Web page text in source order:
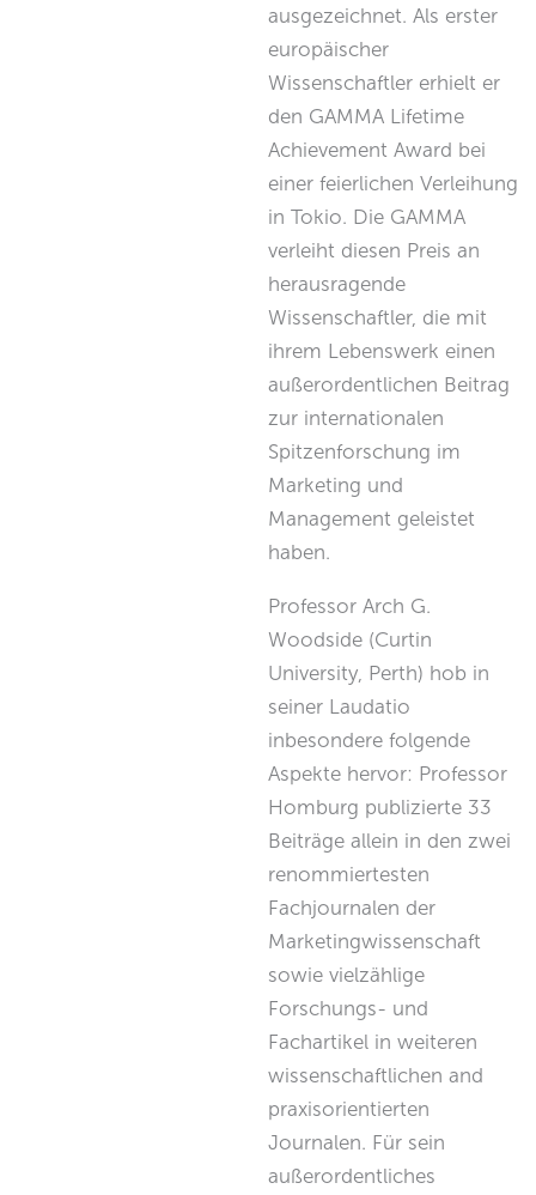
ausgezeichnet. Als erster
europäischer
Wissenschaftler erhielt er
den GAMMA Lifetime
Achievement Award bei
einer feierlichen Verleihung
in Tokio. Die GAMMA
verleiht diesen Preis an
herausragende
Wissenschaftler, die mit
ihrem Lebenswerk einen
außerordentlichen Beitrag
zur internationalen
Spitzenforschung im
Marketing und
Management geleistet
haben.
Professor Arch G.
Woodside (Curtin
University, Perth) hob in
seiner Laudatio
inbesondere folgende
Aspekte hervor: Professor
Homburg publizierte 33
Beiträge allein in den zwei
renommiertesten
Fachjournalen der
Marketingwissenschaft
sowie vielzählige
Forschungs- und
Fachartikel in weiteren
wissenschaftlichen and
praxisorientierten
Journalen. Für sein
außerordentliches